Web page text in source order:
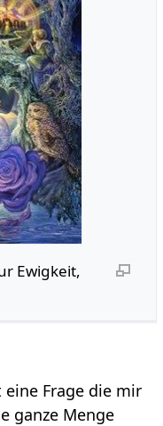
Ewigkeit,
eine Frage die mir
ganze Menge